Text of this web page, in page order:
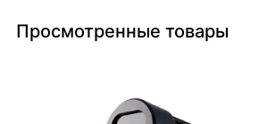
Просмотренные товары